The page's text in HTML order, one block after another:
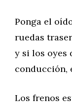
Ponga el
ruedas
y si los oyes
conducción,
Los frenos